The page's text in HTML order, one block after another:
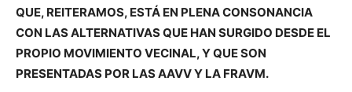
QUE, REITERAMOS, ESTÁ EN PLENA CONSONANCIA
CON LAS ALTERNATIVAS QUE HAN SURGIDO DESDE EL
PROPIO MOVIMIENTO VECINAL, Y QUE SON
PRESENTADAS POR LAS AAVV Y LA FRAVM.